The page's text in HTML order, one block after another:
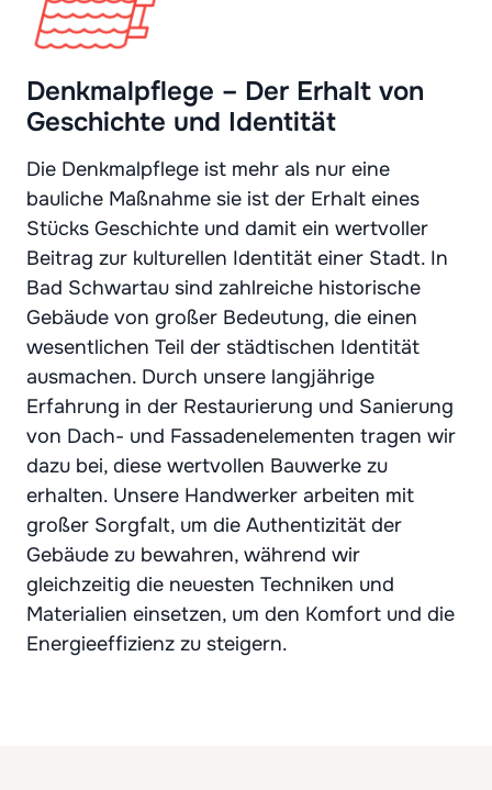
Denkmalpflege – Der Erhalt von
Geschichte und Identität
Die Denkmalpflege ist mehr als nur eine
bauliche Maßnahme sie ist der Erhalt eines
Stücks Geschichte und damit ein wertvoller
Beitrag zur kulturellen Identität einer Stadt. In
Bad Schwartau sind zahlreiche historische
Gebäude von großer Bedeutung, die einen
wesentlichen Teil der städtischen Identität
ausmachen. Durch unsere langjährige
Erfahrung in der Restaurierung und Sanierung
von Dach- und Fassadenelementen tragen wir
dazu bei, diese wertvollen Bauwerke zu
erhalten. Unsere Handwerker arbeiten mit
großer Sorgfalt, um die Authentizität der
Gebäude zu bewahren, während wir
gleichzeitig die neuesten Techniken und
Materialien einsetzen, um den Komfort und die
Energieeffizienz zu steigern.